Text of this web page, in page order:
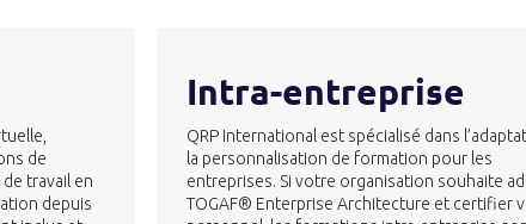
de
travail en
depuis
Intra-entreprise
QRP International est spécialisé dans
la personnalisation de formation pour les
entreprises. Si votre organisation souhaite
TOGAF® Enterprise Architecture et certifier